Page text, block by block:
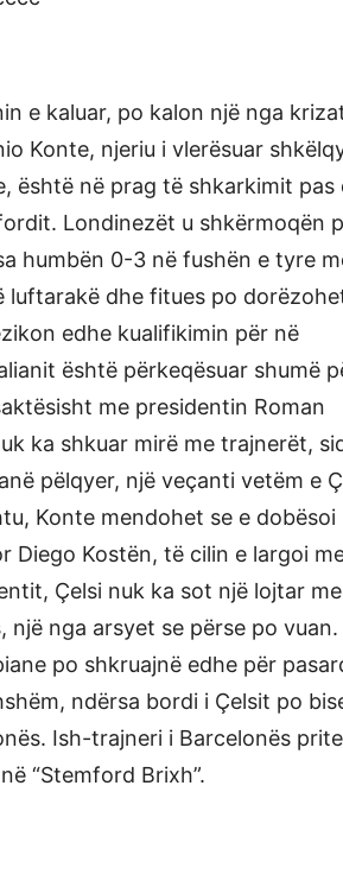
e kaluar, po kalon një nga
Konte, njeriu i vlerësuar
është në prag të shkarkimit pas
Londinezët u shkërmoqën
humbën 0-3 në fushën e tyre
luftarakë dhe fitues po
edhe kualifikimin për në
është përkeqësuar shumë
me presidentin Roman
ka shkuar mirë me trajnerët,
pëlqyer, një veçanti vetëm e
Konte mendohet se e dobësoi
Diego Kostën, të cilin e largoi
Çelsi nuk ka sot një lojtar me
nga arsyet se përse po vuan.
po shkruajnë edhe për
ndërsa bordi i Çelsit po
Ish-trajneri i Barcelonës
“Stemford Brixh”.